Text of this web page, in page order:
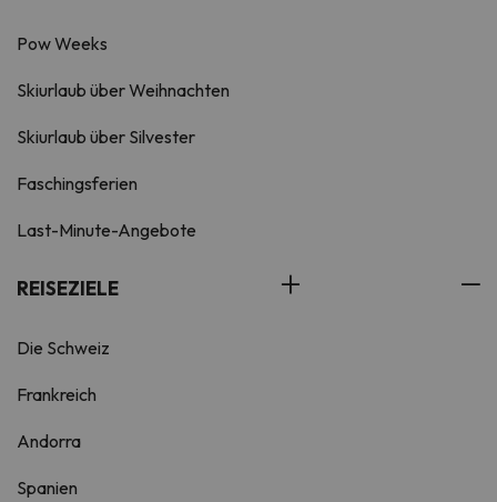
Pow Weeks
Skiurlaub über Weihnachten
Skiurlaub über Silvester
Faschingsferien
Last-Minute-Angebote
REISEZIELE
Die Schweiz
Frankreich
Andorra
Spanien